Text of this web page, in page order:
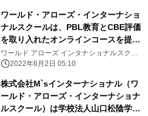
ワールド・アローズ・インターナショ
ナルスクールは、PBL教育とCBE評価
を取り入れたオンラインコースを提
供。
ワールド アローズ インタナショナルスクー
ル 2022年6月2日 05:10
株式会社M`sインターナショナル（ワ
ールド・アローズ・インターナショナ
ルスクール）は学校法人山口松陰学園